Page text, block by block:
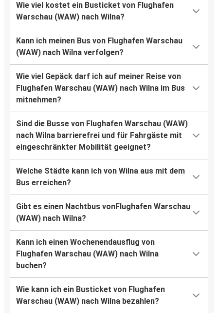
Wie viel kostet ein Busticket von Flughafen
Warschau (WAW) nach Wilna?
Kann ich meinen Bus von Flughafen Warschau
(WAW) nach Wilna verfolgen?
Wie viel Gepäck darf ich auf meiner Reise von
Flughafen Warschau (WAW) nach Wilna im Bus
mitnehmen?
Sind die Busse von Flughafen Warschau (WAW)
nach Wilna barrierefrei und für Fahrgäste mit
eingeschränkter Mobilität geeignet?
Welche Städte kann ich von Wilna aus mit dem
Bus erreichen?
Gibt es einen Nachtbus vonFlughafen Warschau
(WAW) nach Wilna?
Kann ich einen Wochenendausflug von
Flughafen Warschau (WAW) nach Wilna
buchen?
Wie kann ich ein Busticket von Flughafen
Warschau (WAW) nach Wilna bezahlen?